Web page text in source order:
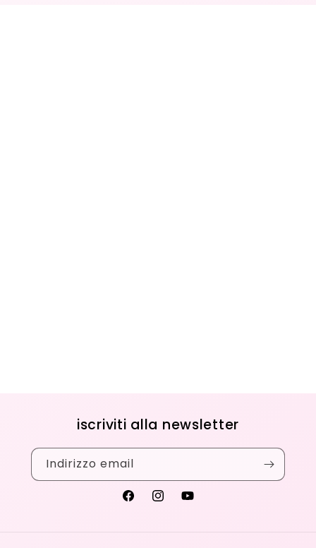
iscriviti alla newsletter
Indirizzo email
FacebookInstagramYouTube